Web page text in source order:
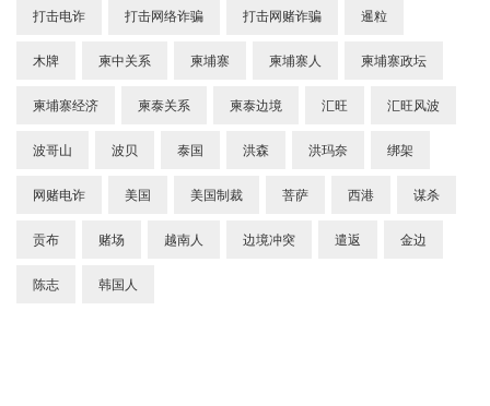
打击电诈 打击网络诈骗 打击网赌诈骗 暹粒
木牌 柬中关系 柬埔寨 柬埔寨人 柬埔寨政坛
柬埔寨经济 柬泰关系 柬泰边境 汇旺 汇旺风波
波哥山 波贝 泰国 洪森 洪玛奈 绑架
网赌电诈 美国 美国制裁 菩萨 西港 谋杀
贡布 赌场 越南人 边境冲突 遣返 金边
陈志 韩国人